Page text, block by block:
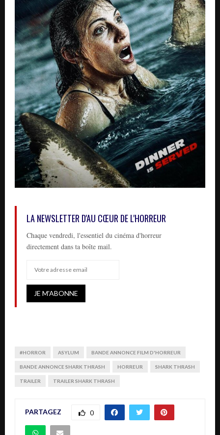
LA NEWSLETTER D'AU CŒUR DE L'HORREUR
Chaque vendredi, l'essentiel du cinéma d'horreur
directement dans ta boîte mail.
#HORROR ASYLUM BANDE ANNONCE FILM D'HORREUR
BANDE ANNONCE SHARK THRASH HORREUR SHARK THRASH
TRAILER TRAILER SHARK THRASH
PARTAGEZ 0